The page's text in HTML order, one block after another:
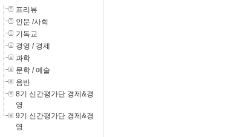
프리뷰
인문 /사회
기독교
경영 / 경제
과학
문학 / 예술
음반
8기 신간평가단 경제&경
영
9기 신간평가단 경제&경
영